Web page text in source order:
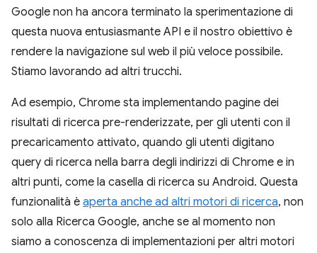
Google non ha ancora terminato la sperimentazione di
questa nuova entusiasmante API e il nostro obiettivo è
rendere la navigazione sul web il più veloce possibile.
Stiamo lavorando ad altri trucchi.
Ad esempio, Chrome sta implementando pagine dei
risultati di ricerca pre-renderizzate, per gli utenti con il
precaricamento attivato, quando gli utenti digitano
query di ricerca nella barra degli indirizzi di Chrome e in
altri punti, come la casella di ricerca su Android. Questa
funzionalità è aperta anche ad altri motori di ricerca, non
solo alla Ricerca Google, anche se al momento non
siamo a conoscenza di implementazioni per altri motori